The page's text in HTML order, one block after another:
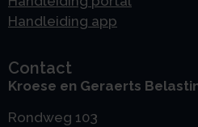
Handleiding app
Contact
Kroese en Geraerts
Rondweg 103